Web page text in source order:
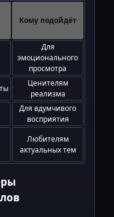
Кому подойдёт
Для
эмоционального
просмотра
Ценителям
реализма
Для вдумчивого
восприятия
Любителям
актуальных тем